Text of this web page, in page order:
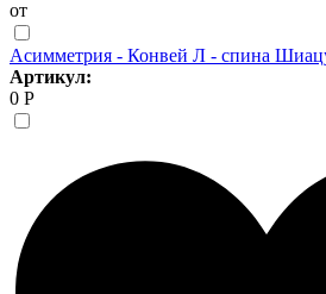
от
Асимметрия - Конвей Л - спина
Артикул:
0 Р